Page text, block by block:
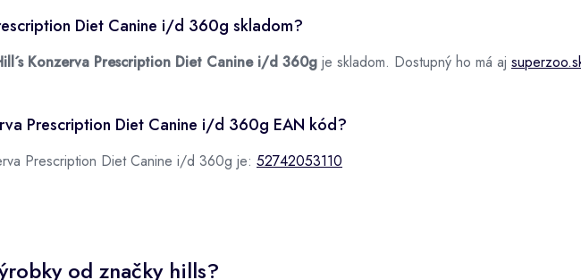
Diet Canine i/d 360g skladom?
Konzerva Prescription Diet Canine i/d 360g je skladom. Dostupný ho má aj
Prescription Diet Canine i/d 360g EAN kód?
Prescription Diet Canine i/d 360g je: 52742053110
od značky hills?